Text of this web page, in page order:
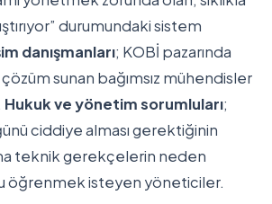
durumundaki sistem
danışmanları; KOBİ pazarında
sunan bağımsız mühendisler
Hukuk ve yönetim sorumluları;
ciddiye alması gerektiğinin
teknik gerekçelerin neden
öğrenmek isteyen yöneticiler.